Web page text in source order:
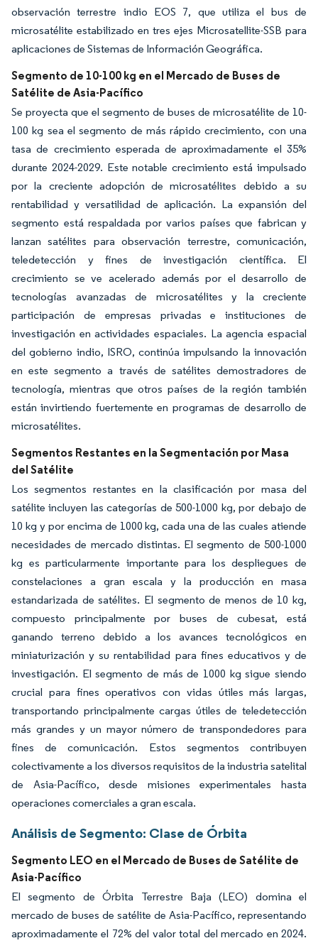
observación terrestre indio EOS 7, que utiliza el bus de
microsatélite estabilizado en tres ejes Microsatellite-SSB para
aplicaciones de Sistemas de Información Geográfica.
Segmento de 10-100 kg en el Mercado de Buses de
Satélite de Asia-Pacífico
Se proyecta que el segmento de buses de microsatélite de 10-
100 kg sea el segmento de más rápido crecimiento, con una
tasa de crecimiento esperada de aproximadamente el 35%
durante 2024-2029. Este notable crecimiento está impulsado
por la creciente adopción de microsatélites debido a su
rentabilidad y versatilidad de aplicación. La expansión del
segmento está respaldada por varios países que fabrican y
lanzan satélites para observación terrestre, comunicación,
teledetección y fines de investigación científica. El
crecimiento se ve acelerado además por el desarrollo de
tecnologías avanzadas de microsatélites y la creciente
participación de empresas privadas e instituciones de
investigación en actividades espaciales. La agencia espacial
del gobierno indio, ISRO, continúa impulsando la innovación
en este segmento a través de satélites demostradores de
tecnología, mientras que otros países de la región también
están invirtiendo fuertemente en programas de desarrollo de
microsatélites.
Segmentos Restantes en la Segmentación por Masa
del Satélite
Los segmentos restantes en la clasificación por masa del
satélite incluyen las categorías de 500-1000 kg, por debajo de
10 kg y por encima de 1000 kg, cada una de las cuales atiende
necesidades de mercado distintas. El segmento de 500-1000
kg es particularmente importante para los despliegues de
constelaciones a gran escala y la producción en masa
estandarizada de satélites. El segmento de menos de 10 kg,
compuesto principalmente por buses de cubesat, está
ganando terreno debido a los avances tecnológicos en
miniaturización y su rentabilidad para fines educativos y de
investigación. El segmento de más de 1000 kg sigue siendo
crucial para fines operativos con vidas útiles más largas,
transportando principalmente cargas útiles de teledetección
más grandes y un mayor número de transpondedores para
fines de comunicación. Estos segmentos contribuyen
colectivamente a los diversos requisitos de la industria satelital
de Asia-Pacífico, desde misiones experimentales hasta
operaciones comerciales a gran escala.
Análisis de Segmento: Clase de Órbita
Segmento LEO en el Mercado de Buses de Satélite de
Asia-Pacífico
El segmento de Órbita Terrestre Baja (LEO) domina el
mercado de buses de satélite de Asia-Pacífico, representando
aproximadamente el 72% del valor total del mercado en 2024.